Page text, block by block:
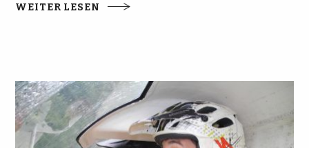
WEITER LESEN